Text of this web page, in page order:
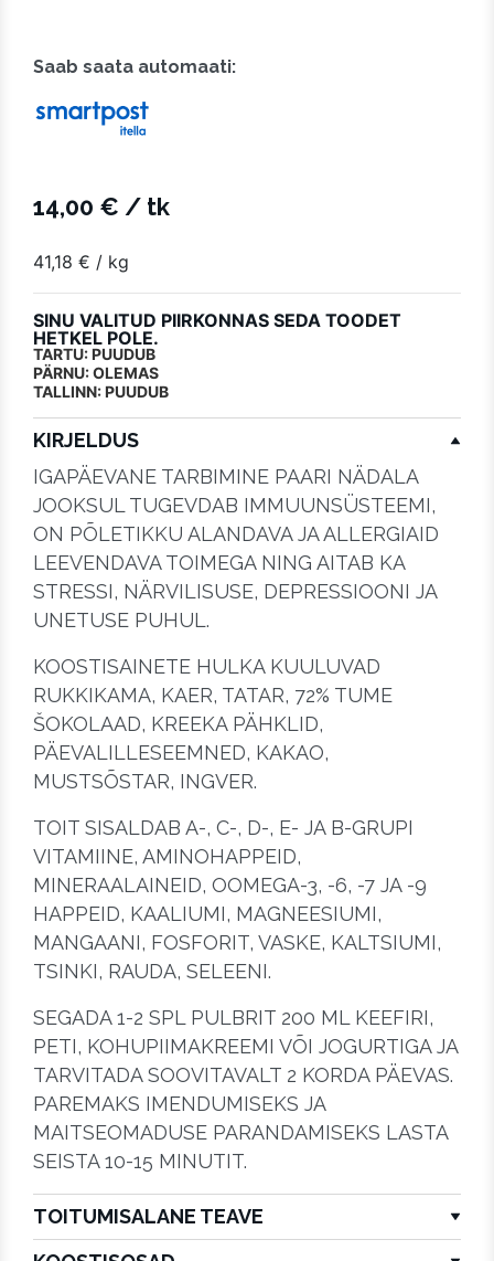
Saab saata automaati:
14,00 € / tk
41,18 € / kg
SINU VALITUD PIIRKONNAS SEDA TOODET
HETKEL POLE.
TARTU: PUUDUB
PÄRNU: OLEMAS
TALLINN: PUUDUB
KIRJELDUS
IGAPÄEVANE TARBIMINE PAARI NÄDALA
JOOKSUL TUGEVDAB IMMUUNSÜSTEEMI,
ON PÕLETIKKU ALANDAVA JA ALLERGIAID
LEEVENDAVA TOIMEGA NING AITAB KA
STRESSI, NÄRVILISUSE, DEPRESSIOONI JA
UNETUSE PUHUL.
KOOSTISAINETE HULKA KUULUVAD
RUKKIKAMA, KAER, TATAR, 72% TUME
ŠOKOLAAD, KREEKA PÄHKLID,
PÄEVALILLESEEMNED, KAKAO,
MUSTSÕSTAR, INGVER.
TOIT SISALDAB A-, C-, D-, E- JA B-GRUPI
VITAMIINE, AMINOHAPPEID,
MINERAALAINEID, OOMEGA-3, -6, -7 JA -9
HAPPEID, KAALIUMI, MAGNEESIUMI,
MANGAANI, FOSFORIT, VASKE, KALTSIUMI,
TSINKI, RAUDA, SELEENI.
SEGADA 1-2 SPL PULBRIT 200 ML KEEFIRI,
PETI, KOHUPIIMAKREEMI VÕI JOGURTIGA JA
TARVITADA SOOVITAVALT 2 KORDA PÄEVAS.
PAREMAKS IMENDUMISEKS JA
MAITSEOMADUSE PARANDAMISEKS LASTA
SEISTA 10-15 MINUTIT.
TOITUMISALANE TEAVE